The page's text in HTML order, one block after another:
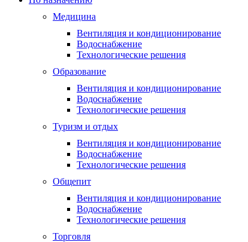
Медицина
Вентиляция и кондиционирование
Водоснабжение
Технологические решения
Образование
Вентиляция и кондиционирование
Водоснабжение
Технологические решения
Туризм и отдых
Вентиляция и кондиционирование
Водоснабжение
Технологические решения
Общепит
Вентиляция и кондиционирование
Водоснабжение
Технологические решения
Торговля